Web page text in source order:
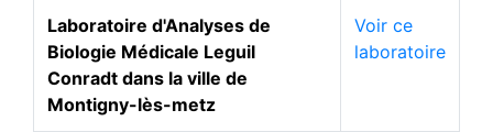
Laboratoire d'Analyses de
Biologie Médicale Leguil
Conradt dans la ville de
Montigny-lès-metz
Voir ce
laboratoire